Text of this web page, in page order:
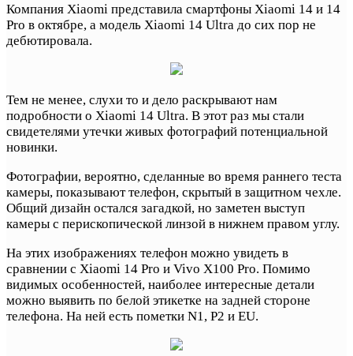
Компания Xiaomi представила смартфоны Xiaomi 14 и 14
Pro в октябре, а модель Xiaomi 14 Ultra до сих пор не
дебютировала.
Тем не менее, слухи то и дело раскрывают нам
подробности о Xiaomi 14 Ultra. В этот раз мы стали
свидетелями утечки живых фотографий потенциальной
новинки.
Фотографии, вероятно, сделанные во время раннего теста
камеры, показывают телефон, скрытый в защитном чехле.
Общий дизайн остался загадкой, но заметен выступ
камеры с перископической линзой в нижнем правом углу.
На этих изображениях телефон можно увидеть в
сравнении с Xiaomi 14 Pro и Vivo X100 Pro. Помимо
видимых особенностей, наиболее интересные детали
можно выявить по белой этикетке на задней стороне
телефона. На ней есть пометки N1, P2 и EU.